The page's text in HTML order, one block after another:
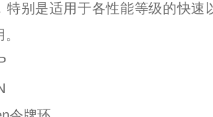
特别是适用于各性能等级的快速